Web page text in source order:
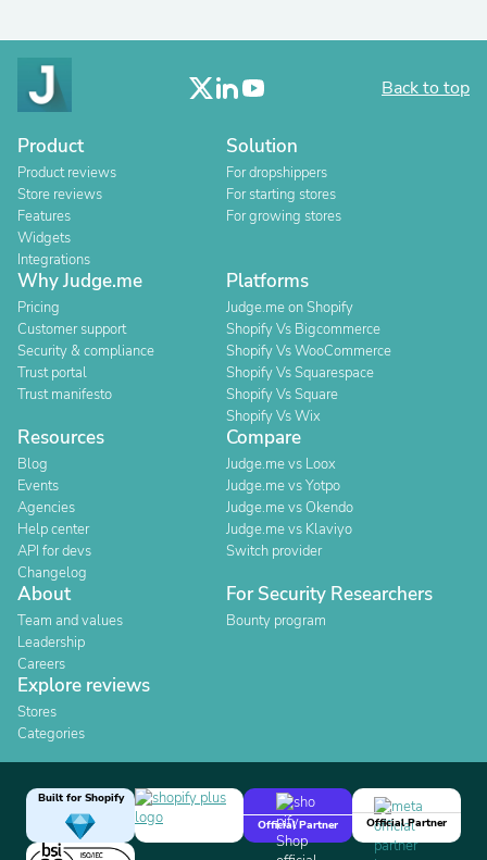
Back to top
Product
Product reviews
Store reviews
Features
Widgets
Integrations
Solution
For dropshippers
For starting stores
For growing stores
Why Judge.me
Pricing
Customer support
Security & compliance
Trust portal
Trust manifesto
Platforms
Judge.me on Shopify
Shopify Vs Bigcommerce
Shopify Vs WooCommerce
Shopify Vs Squarespace
Shopify Vs Square
Shopify Vs Wix
Resources
Blog
Events
Agencies
Help center
API for devs
Changelog
Compare
Judge.me vs Loox
Judge.me vs Yotpo
Judge.me vs Okendo
Judge.me vs Klaviyo
Switch provider
About
Team and values
Leadership
Careers
For Security Researchers
Bounty program
Explore reviews
Stores
Categories
Built for Shopify
Official Partner
Official Partner